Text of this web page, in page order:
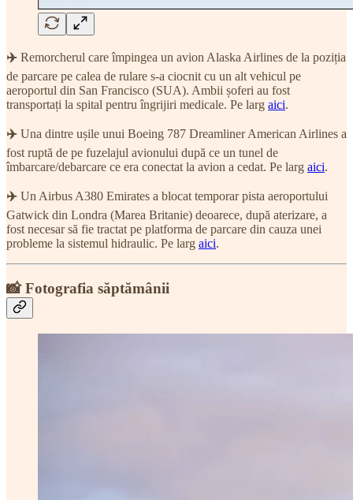
✈️ Remorcherul care împingea un avion Alaska Airlines de la poziția
de parcare pe calea de rulare s-a ciocnit cu un alt vehicul pe
aeroportul din San Francisco (SUA). Ambii șoferi au fost
transportați la spital pentru îngrijiri medicale. Pe larg aici.
✈️ Una dintre ușile unui Boeing 787 Dreamliner American Airlines a
fost ruptă de pe fuzelajul avionului după ce un tunel de
îmbarcare/debarcare ce era conectat la avion a cedat. Pe larg aici.
✈️ Un Airbus A380 Emirates a blocat temporar pista aeroportului
Gatwick din Londra (Marea Britanie) deoarece, după aterizare, a
fost necesar să fie tractat pe platforma de parcare din cauza unei
probleme la sistemul hidraulic. Pe larg aici.
📸 Fotografia săptămânii